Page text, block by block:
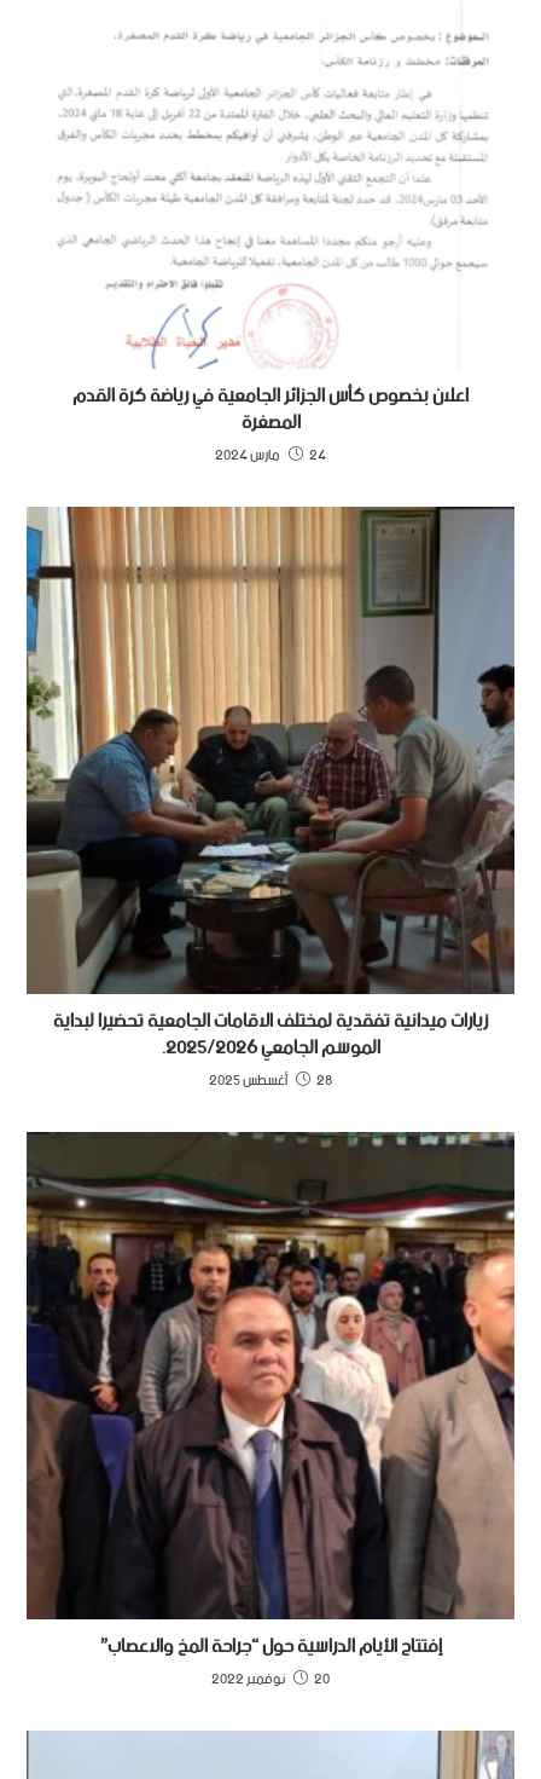
اعلان بخصوص كأس الجزائر الجامعية في رياضة كرة القدم
المصغرة
24 مارس 2024
زيارات ميدانية تفقدية لمختلف الاقامات الجامعية تحضيرا لبداية
الموسم الجامعي 2025/2026.
28 أغسطس 2025
إفتتاح الأيام الدراسية حول “جراحة المخ والاعصاب”
20 نوفمبر 2022